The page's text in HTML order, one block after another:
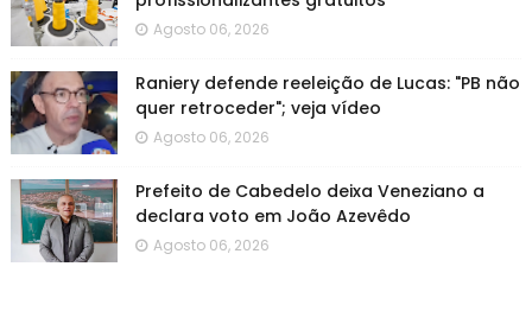
Agosto 06, 2026
Raniery defende reeleição de Lucas: "PB não
quer retroceder"; veja vídeo
Agosto 06, 2026
Prefeito de Cabedelo deixa Veneziano a
declara voto em João Azevêdo
Agosto 06, 2026